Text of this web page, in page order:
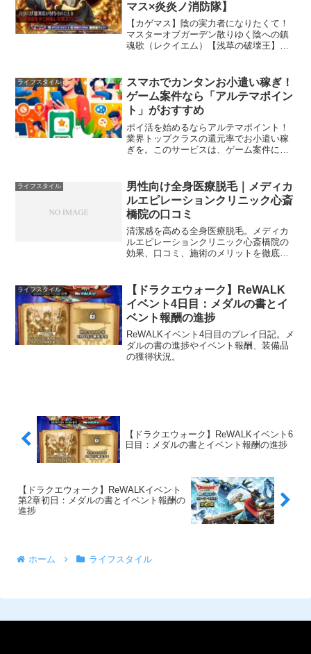
マス×炎炎ノ消防隊】
【カゲマス】陰の実力者になりたくて！
マスターオブガーデン散りゆく陰への鎮
魂歌（レクイエム）【浅草の破壊王】新
ライフスタイル
スマホでカンタンお小遣い稼ぎ！
ゲーム案件なら「アルテマポイン
ト」がおすすめ
ポイ活を始めるならアルテマポイント！
業界トップクラスの還元率でお小遣い稼
ぎを。このサービスは、ゲーム案件に特
的にポイントを貯め、好きなギフトカー
ドに交換しましょう。
ライフスタイル
男性向け全身医療脱毛｜メディカ
ルエピレーションクリニック心斎
橋院の口コミ
清潔感を高める全身医療脱毛。メディカ
ルエピレーションクリニック心斎橋院の
効果、口コミ、施術のメリットを徹底解
ライフスタイル
【ドラクエウォーク】ReWALK
イベント4日目：メダルの書とイ
ベント報酬の進捗
ReWALKイベント4日目のプレイ日記。メ
ダルの書の進捗やイベント報酬、装備品
の獲得状況。
【ドラクエウォーク】ReWALKイベント6
日目：メダルの書とイベント報酬の進捗
【ドラクエウォーク】ReWALKイベント
第2章初日：メダルの書とイベント報酬の
進捗
ホーム ライフスタイル